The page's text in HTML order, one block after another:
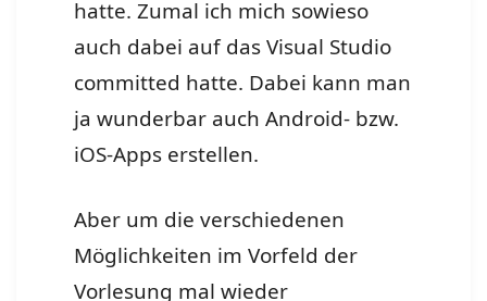
hatte. Zumal ich mich sowieso
auch dabei auf das Visual Studio
committed hatte. Dabei kann man
ja wunderbar auch Android- bzw.
iOS-Apps erstellen.
Aber um die verschiedenen
Möglichkeiten im Vorfeld der
Vorlesung mal wieder